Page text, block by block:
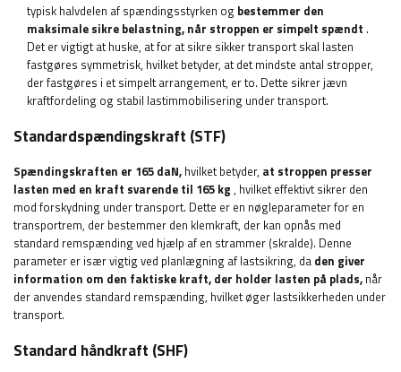
typisk halvdelen af ​​spændingsstyrken og bestemmer den
maksimale sikre belastning, når stroppen er simpelt spændt .
Det er vigtigt at huske, at for at sikre sikker transport skal lasten
fastgøres symmetrisk, hvilket betyder, at det mindste antal stropper,
der fastgøres i et simpelt arrangement, er to. Dette sikrer jævn
kraftfordeling og stabil lastimmobilisering under transport.
Standardspændingskraft (STF)
Spændingskraften er 165 daN, hvilket betyder, at stroppen presser
lasten med en kraft svarende til 165 kg , hvilket effektivt sikrer den
mod forskydning under transport. Dette er en nøgleparameter for en
transportrem, der bestemmer den klemkraft, der kan opnås med
standard remspænding ved hjælp af en strammer (skralde). Denne
parameter er især vigtig ved planlægning af lastsikring, da den giver
information om den faktiske kraft, der holder lasten på plads, når
der anvendes standard remspænding, hvilket øger lastsikkerheden under
transport.
Standard håndkraft (SHF)